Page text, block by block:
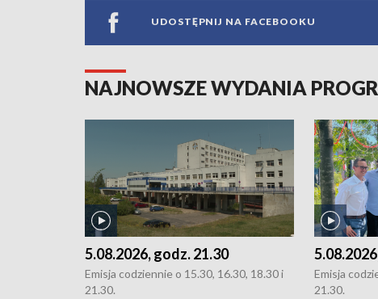
UDOSTĘPNIJ NA FACEBOOKU
NAJNOWSZE WYDANIA
5.08.2026, godz. 21.30
Emisja codziennie o 15.30, 16.30, 18.30 i
21.30.
Emisja
21.30.